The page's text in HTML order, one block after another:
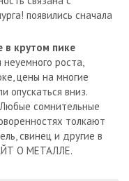
появились сначала
в крутом пике
роста,
цены на многие
опускаться вниз.
сомнительные
толкают
свинец и другие в
О МЕТАЛЛЕ.